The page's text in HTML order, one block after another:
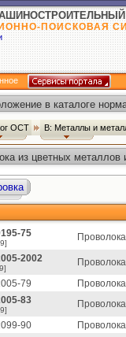
ПОИСКОВАЯ
в каталоге
ОСТ В: Металлы и
из цветных
75
2002
79
83
90